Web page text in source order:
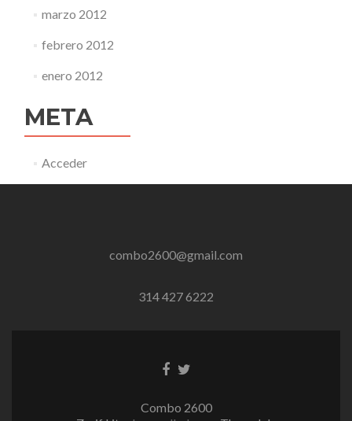
marzo 2012
febrero 2012
enero 2012
META
Acceder
combo2600@gmail.com
314 427 6222
EnlaceEnlace
Combo 2600